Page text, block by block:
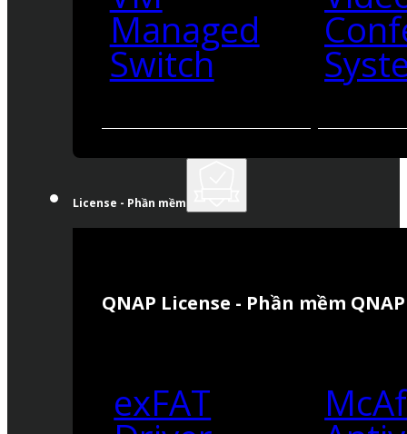
Managed
Switch
License - Phần mềm
QNAP License - Phần mềm QNAP
exFAT